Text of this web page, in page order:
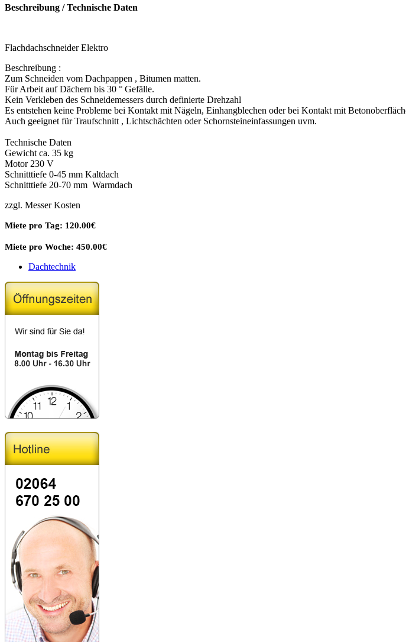
Beschreibung / Technische Daten
Flachdachschneider Elektro
Beschreibung :
Zum Schneiden vom Dachpappen , Bitumen matten.
Für Arbeit auf Dächern bis 30 ° Gefälle.
Kein Verkleben des Schneidemessers durch definierte Drehzahl
Es entstehen keine Probleme bei Kontakt mit Nägeln, Einhangblechen oder bei Kontakt mit
Auch geeignet für Traufschnitt , Lichtschächten oder Schornsteineinfassungen uvm.
Technische Daten
Gewicht ca. 35 kg
Motor 230 V
Schnitttiefe 0-45 mm Kaltdach
Schnitttiefe 20-70 mm Warmdach
zzgl. Messer Kosten
Miete pro Tag: 120.00€
Miete pro Woche: 450.00€
Dachtechnik